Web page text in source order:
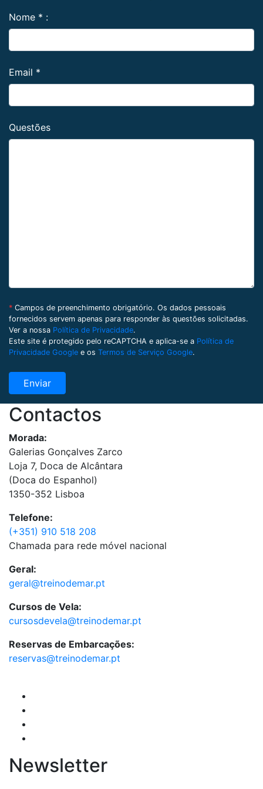
Nome * :
Email *
Questões
* Campos de preenchimento obrigatório. Os dados pessoais
fornecidos servem apenas para responder às questões solicitadas.
Ver a nossa Política de Privacidade.
Este site é protegido pelo reCAPTCHA e aplica-se a Política de
Privacidade Google e os Termos de Serviço Google.
Contactos
Morada:
Galerias Gonçalves Zarco
Loja 7, Doca de Alcântara
(Doca do Espanhol)
1350-352 Lisboa
Telefone:
(+351) 910 518 208
Chamada para rede móvel nacional
Geral:
geral@treinodemar.pt
Cursos de Vela:
cursosdevela@treinodemar.pt
Reservas de Embarcações:
reservas@treinodemar.pt
Newsletter